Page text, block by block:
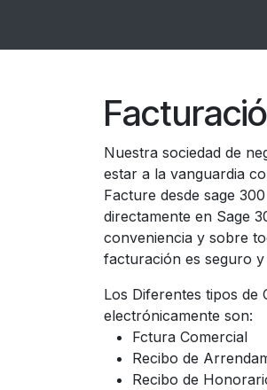
Nuestra sociedad de
estar a la vanguardia
Facture desde sage
directamente en Sage
conveniencia y sobre
facturación es seguro
Los Diferentes tipos de
electrónicamente son:
Fctura Comercial
Recibo de
Recibo de